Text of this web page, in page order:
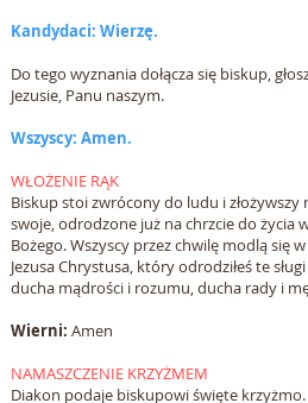
Kandydaci: Wierzę.
Do tego wyznania dołącza się biskup,
Jezusie, Panu naszym.
Wszyscy: Amen.
WŁOŻENIE RĄK
Biskup stoi zwrócony do ludu i złożywszy
swoje, odrodzone już na chrzcie do życia
Bożego. Wszyscy przez chwilę modlą się
Jezusa Chrystusa, który odrodziłeś te
ducha mądrości i rozumu, ducha rady i
Wierni: Amen
NAMASZCZENIE KRZYŻMEM
Diakon podaje biskupowi święte